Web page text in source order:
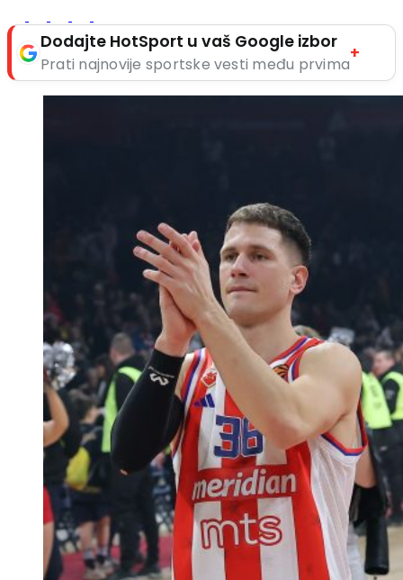
Dodajte HotSport u vaš Google izbor
Prati najnovije sportske vesti među prvima
+